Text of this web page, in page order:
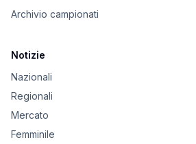
Archivio campionati
Notizie
Nazionali
Regionali
Mercato
Femminile